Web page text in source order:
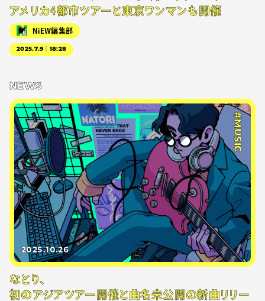
アメリカ4都市ツアーと東京ワンマンも開催
NiEW編集部
2025.7.9｜18:28
NEWS
#MUSIC
2025.10.26
なとり、
初のアジアツアー開催と曲名未公開の新曲リリー